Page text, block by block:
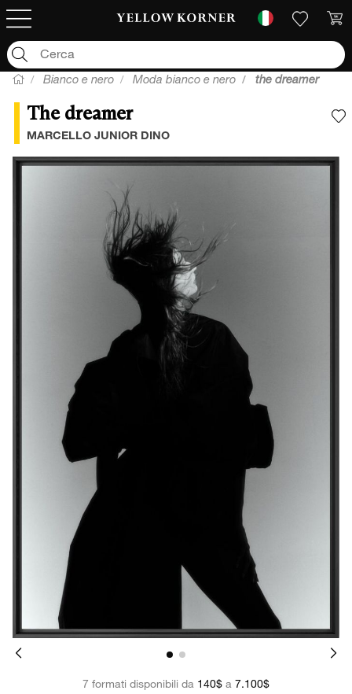
Bianco e nero Moda bianco e nero the dreamer
The dreamer
MARCELLO JUNIOR DINO
7 formati disponibili da 140$ a 7.100$